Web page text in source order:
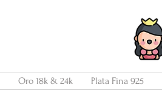
Oro 18k & 24k Plata Fina 925